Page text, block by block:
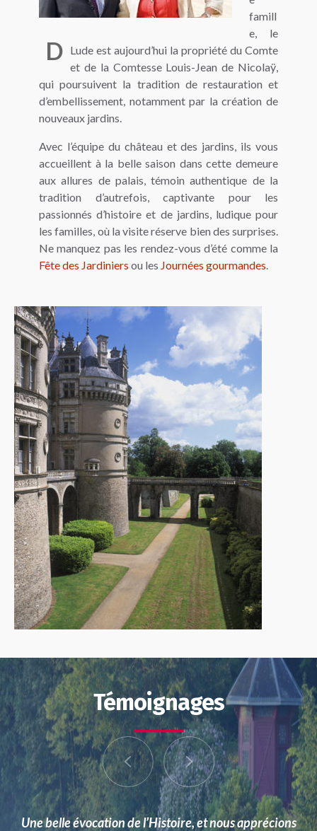
D
famill
e, le
Lude est aujourd’hui la propriété du Comte
et de la Comtesse Louis-Jean de Nicolaÿ,
qui poursuivent la tradition de restauration et
d’embellissement, notamment par la création de
nouveaux jardins.
Avec l’équipe du château et des jardins, ils vous
accueillent à la belle saison dans cette demeure
aux allures de palais, témoin authentique de la
tradition d’autrefois, captivante pour les
passionnés d’histoire et de jardins, ludique pour
les familles, où la visite réserve bien des surprises.
Ne manquez pas les rendez-vous d’été comme la
Fête des Jardiniers ou les Journées gourmandes.
Témoignages
Our daughter (aged 4) loved to follow the visit with